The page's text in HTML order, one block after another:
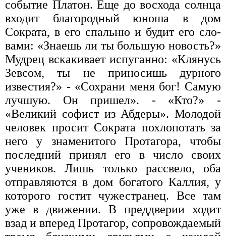
событие Платон. Еще до восхода солнца
входит благородный юноша в дом
Сократа, в его спальню и будит его сло­
вами: «Знаешь ли ты большую новость?»
Мудрец вска­кивает испуганно: «Клянусь
Зевсом, ты не приносишь дурного
известия?» - «Сохрани меня бог! Самую
луч­шую. Он пришел». - «Кто?» -
«Великий софист из Абдеры». Молодой
человек просит Сократа похлопотать за
него у знаменитого Протагора, чтобы
последний принял его в число своих
учеников. Лишь только рассвело, оба
отправляются в дом богатого Каллия, у
ко­торого гостит чужестранец. Все там
уже в движении. В преддверии ходит
взад и вперед Протагор, сопро­вождаемый